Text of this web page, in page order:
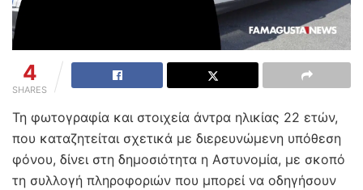
4
SHARES
Τη φωτογραφία και στοιχεία άντρα ηλικίας 22 ετών,
που καταζητείται σχετικά με διερευνώμενη υπόθεση
φόνου, δίνει στη δημοσιότητα η Αστυνομία, με σκοπό
τη συλλογή πληροφοριών που μπορεί να οδηγήσουν